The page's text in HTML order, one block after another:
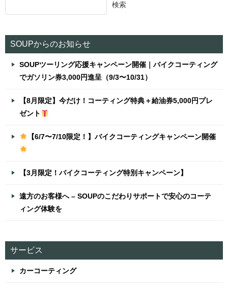
検索
SOUPからのお知らせ
SOUPツーリング応援キャンペーン開催｜バイクコーティング
でガソリン券3,000円進呈（9/3〜10/31）
【8月限定】今だけ！コーティング特典＋給油券5,000円プレ
ゼント
【6/7〜7/10限定！】バイクコーティングキャンペーン開催
【3月限定！バイクコーティング特別キャンペーン】
遠方のお客様へ – SOUPのこだわりサポートで安心のコーテ
ィング体験を
サービス
カーコーティング